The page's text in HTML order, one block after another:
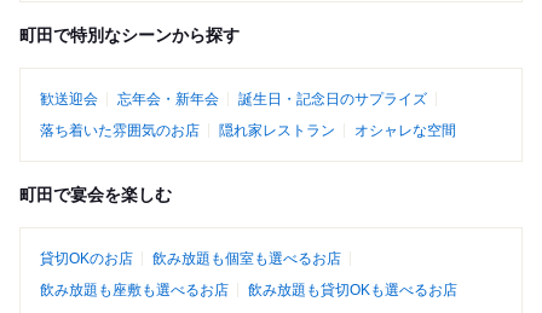
町田で特別なシーンから探す
歓送迎会 忘年会・新年会
誕生日・記念日のサプライズ
落ち着いた雰囲気のお店
隠れ家レストラン オシャレな空間
町田で宴会を楽しむ
貸切OKのお店
飲み放題も個室も選べるお店
飲み放題も座敷も選べるお店
飲み放題も貸切OKも選べるお店